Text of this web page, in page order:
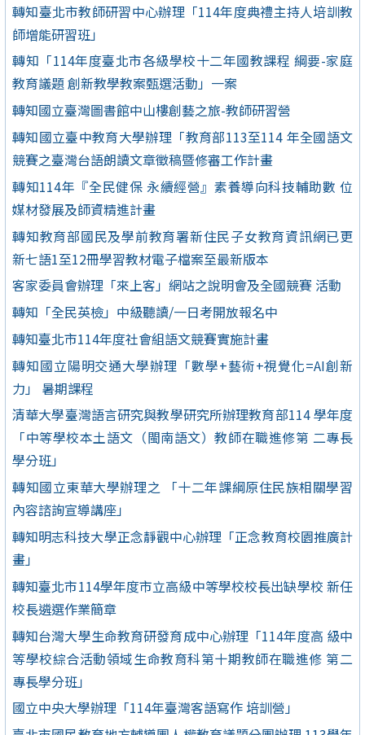
轉知臺北市教師研習中心辦理「114年度典禮主持人培訓教
師增能研習班」
轉知「114年度臺北市各級學校十二年國教課程 綱要-家庭
教育議題 創新教學教案甄選活動」一案
轉知國立臺灣圖書館中山樓創藝之旅-教師研習營
轉知國立臺中教育大學辦理「教育部113至114 年全國語文
競賽之臺灣台語朗讀文章徵稿暨修審工作計畫
轉知114年『全民健保 永續經營』素養導向科技輔助數 位
媒材發展及師資精進計畫
轉知教育部國民及學前教育署新住民子女教育資訊網已更
新七語1至12冊學習教材電子檔案至最新版本
客家委員會辦理「來上客」網站之說明會及全國競賽 活動
轉知「全民英檢」中級聽讀/一日考開放報名中
轉知臺北市114年度社會組語文競賽實施計畫
轉知國立陽明交通大學辦理「數學+藝術+視覺化=AI創新
力」 暑期課程
清華大學臺灣語言研究與教學研究所辦理教育部114 學年度
「中等學校本土語文（閩南語文）教師在職進修第 二專長
學分班」
轉知國立東華大學辦理之 「十二年課綱原住民族相關學習
內容諮詢宣導講座」
轉知明志科技大學正念靜觀中心辦理「正念教育校園推廣計
畫」
轉知臺北市114學年度市立高級中等學校校長出缺學校 新任
校長遴選作業簡章
轉知台灣大學生命教育研發育成中心辦理「114年度高 級中
等學校綜合活動領域生命教育科第十期教師在職進修 第二
專長學分班」
國立中央大學辦理「114年臺灣客語寫作 培訓營」